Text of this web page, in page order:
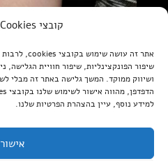
קובצי Cookies והסכמות
הדפדפן, מהווה אישור לשימוש שלנו בקובצי cookies.
למידע נוסף, עיין בהצהרת הפרטיות שלנו.
אישור